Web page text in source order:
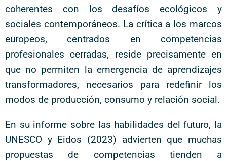
coherentes con los desafíos ecológicos y
sociales contemporáneos. La crítica a los marcos
europeos, centrados en competencias
profesionales cerradas, reside precisamente en
que no permiten la emergencia de aprendizajes
transformadores, necesarios para redefinir los
modos de producción, consumo y relación social.
En su informe sobre las habilidades del futuro, la
UNESCO y Eidos (2023) advierten que muchas
propuestas de competencias tienden a